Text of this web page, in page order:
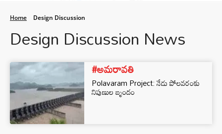
Home Design Discussion
Design Discussion News
#అమరావతి
Polavaram Project: నేడు పోలవరంకు
నిపుణుల బృందం